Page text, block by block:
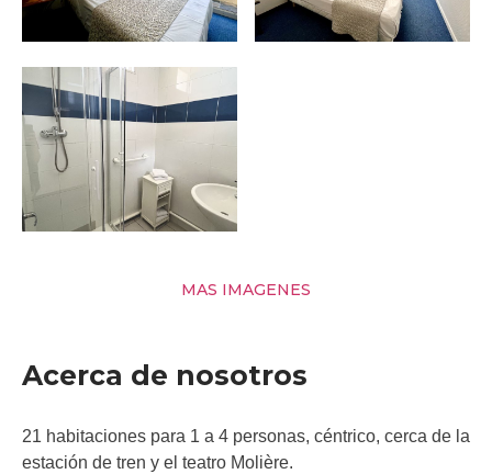
MAS IMAGENES
Acerca de nosotros
21 habitaciones para 1 a 4 personas, céntrico, cerca de la
estación de tren y el teatro Molière.